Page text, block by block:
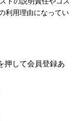
利用理由になってい
押して会員登録あ